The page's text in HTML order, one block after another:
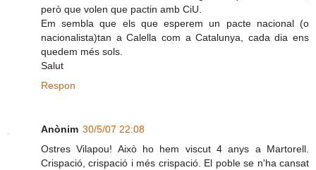
però que volen que pactin amb CiU.
Em sembla que els que esperem un pacte nacional (o
nacionalista)tan a Calella com a Catalunya, cada dia ens
quedem més sols.
Salut
Respon
Anònim 30/5/07 22:08
Ostres Vilapou! Això ho hem viscut 4 anys a Martorell.
Crispació, crispació i més crispació. El poble se n'ha cansat